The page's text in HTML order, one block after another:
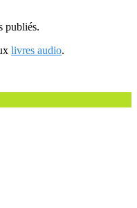
publiés.
livres audio.